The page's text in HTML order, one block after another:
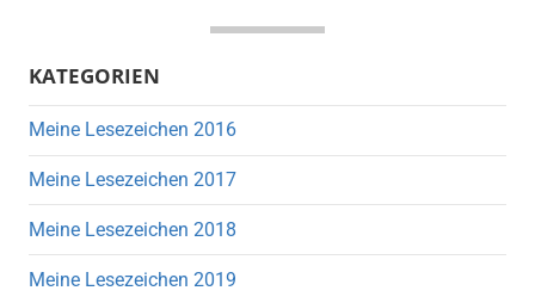
KATEGORIEN
Meine Lesezeichen 2016
Meine Lesezeichen 2017
Meine Lesezeichen 2018
Meine Lesezeichen 2019